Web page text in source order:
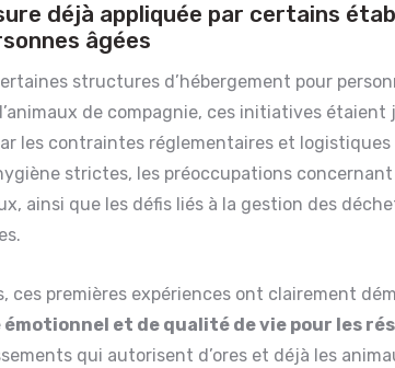
déjà appliquée par certains
âgées
structures d’hébergement pour
de compagnie, ces initiatives étaient
les contraintes réglementaires et
strictes, les préoccupations
ainsi que les défis liés à la gestion des
ces premières expériences ont clairement
et de qualité de vie pour les
qui autorisent d’ores et déjà les